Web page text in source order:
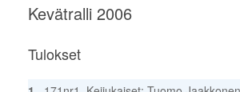
Kevätralli 2006
Tulokset